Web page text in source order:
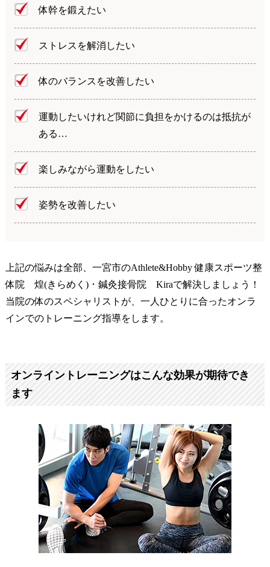
体幹を鍛えたい
ストレスを解消したい
体のバランスを改善したい
運動したいけれど関節に負担をかけるのは抵抗が
ある…
楽しみながら運動をしたい
姿勢を改善したい
上記の悩みは全部、一宮市のAthlete&Hobby 健康スポーツ整
体院 煌(きらめく) ･ 鍼灸接骨院 Kiraで解決しましょう！
当院の体のスペシャリストが、一人ひとりに合ったオンラ
インでのトレーニング指導をします。
オンライントレーニングはこんな効果が期待でき
ます